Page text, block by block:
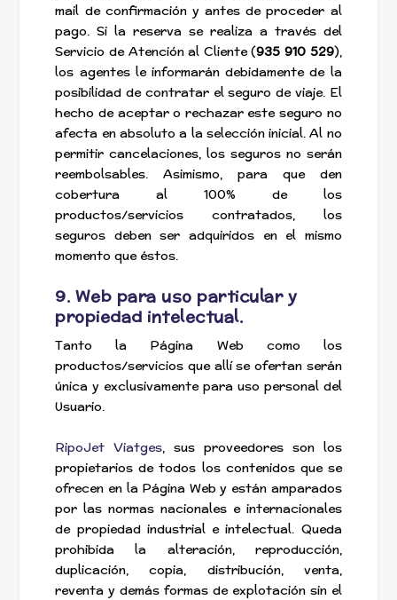
mail de confirmación y antes de proceder al
pago. Si la reserva se realiza a través del
Servicio de Atención al Cliente (935 910 529),
los agentes le informarán debidamente de la
posibilidad de contratar el seguro de viaje. El
hecho de aceptar o rechazar este seguro no
afecta en absoluto a la selección inicial. Al no
permitir cancelaciones, los seguros no serán
reembolsables. Asimismo, para que den
cobertura al 100% de los
productos/servicios contratados, los
seguros deben ser adquiridos en el mismo
momento que éstos.
9. Web para uso particular y
propiedad intelectual.
Tanto la Página Web como los
productos/servicios que allí se ofertan serán
única y exclusivamente para uso personal del
Usuario.
RipoJet Viatges, sus proveedores son los
propietarios de todos los contenidos que se
ofrecen en la Página Web y están amparados
por las normas nacionales e internacionales
de propiedad industrial e intelectual. Queda
prohibida la alteración, reproducción,
duplicación, copia, distribución, venta,
reventa y demás formas de explotación sin el